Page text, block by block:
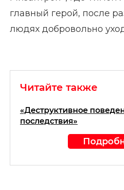
главный герой, после
людях добровольно
Читайте также
«Деструктивное
последствия»